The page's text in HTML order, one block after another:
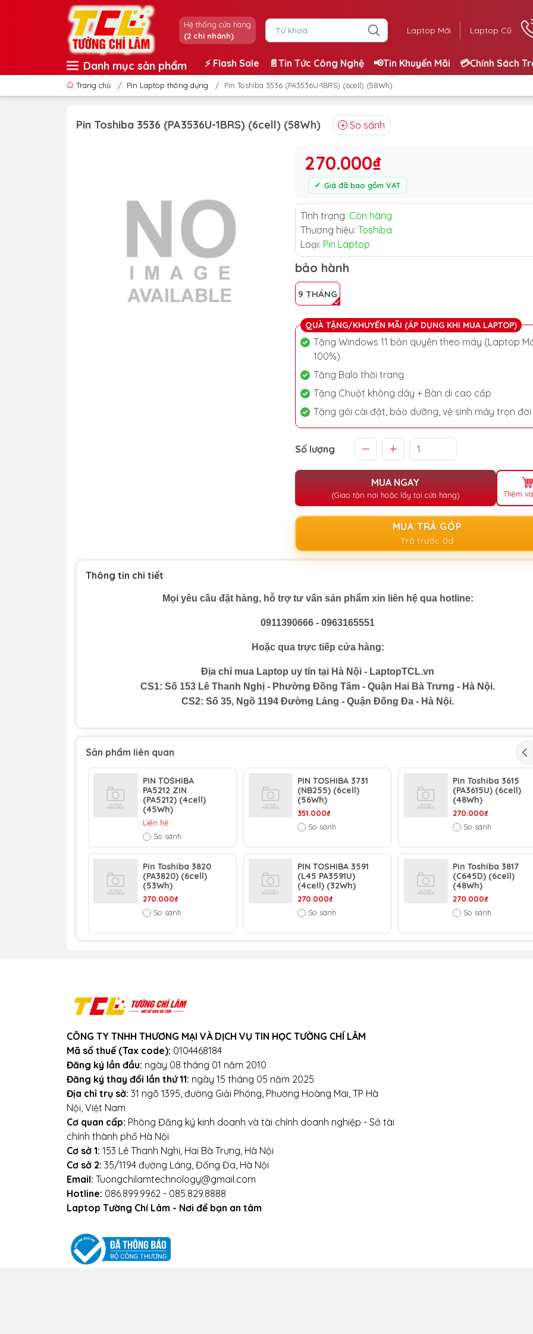
Hệ thống cửa hàng
(2 chi nhánh)
Laptop Mới Laptop Cũ
Danh mục sản phẩm ⚡️ Flash Sale 📄Tin Tức Công Nghệ 📢Tin Khuyến Mãi 💳Chính Sách
Trang chủ / Pin Laptop thông dụng / Pin Toshiba 3536 (PA3536U-1BRS) (6cell) (58Wh)
Pin Toshiba 3536 (PA3536U-1BRS) (6cell) (58Wh) So sánh
270.000₫
Giá đã bao gồm VAT
Tình trạng: Còn hàng
Thương hiệu: Toshiba
Loại: Pin Laptop
bảo hành
9 THÁNG
QUÀ TẶNG/KHUYẾN MÃI (ÁP DỤNG KHI MUA LAPTOP)
Tặng Windows 11 bản quyền theo máy (Laptop
100%)
Tặng Balo thời trang
Tặng Chuột không dây + Bàn di cao cấp
Tặng gói cài đặt, bảo dưỡng, vệ sinh máy trọn đời
Số lượng
MUA NGAY
(Giao tận nơi hoặc lấy tại cửa hàng) Thêm
MUA TRẢ GÓP
Trả trước 0đ
Thông tin chi tiết
Mọi yêu cầu đặt hàng, hỗ trợ tư vấn sản phẩm xin liên hệ qua hotline:
0911390666 - 0963165551
Hoặc qua trực tiếp cửa hàng:
Địa chỉ mua Laptop uy tín tại Hà Nội - LaptopTCL.vn
CS1: Số 153 Lê Thanh Nghị - Phường Đồng Tâm - Quận Hai Bà Trưng - Hà Nội.
CS2: Số 35, Ngõ 1194 Đường Láng - Quận Đống Đa - Hà Nội.
Sản phẩm liên quan
PIN TOSHIBA
PA5212 ZIN
(PA5212) (4cell)
(45Wh)
Liên hệ
So sánh
PIN TOSHIBA 3731
(NB255) (6cell)
(56Wh)
351.000₫
So sánh
Pin Toshiba 3615
(PA3615U) (6cell)
(48Wh)
270.000₫
So sánh
Pin Toshiba 3820
(PA3820) (6cell)
(53Wh)
270.000₫
So sánh
PIN TOSHIBA 3591
(L45 PA3591U)
(4cell) (32Wh)
270.000₫
So sánh
Pin Toshiba 3817
(C645D) (6cell)
(48Wh)
270.000₫
So sánh
CÔNG TY TNHH THƯƠNG MẠI VÀ DỊCH VỤ TIN HỌC TƯỜNG CHÍ LÂM
Mã số thuế (Tax code): 0104468184
Đăng ký lần đầu: ngày 08 tháng 01 năm 2010
Đăng ký thay đổi lần thứ 11: ngày 15 tháng 05 năm 2025
Địa chỉ trụ sở: 31 ngõ 1395, đường Giải Phóng, Phường Hoàng Mai, TP Hà
Nội, Việt Nam
Cơ quan cấp: Phòng Đăng ký kinh doanh và tài chính doanh nghiệp - Sở tài
chính thành phố Hà Nội
Cơ sở 1: 153 Lê Thanh Nghị, Hai Bà Trưng, Hà Nội
Cơ sở 2: 35/1194 đường Láng, Đống Đa, Hà Nội
Email: Tuongchilamtechnology@gmail.com
Hotline: 086.899.9962 - 085.829.8888
Laptop Tường Chí Lâm - Nơi để bạn an tâm